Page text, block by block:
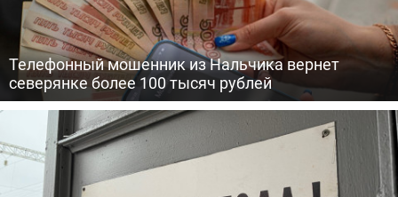
Телефонный мошенник из Нальчика вернет
северянке более 100 тысяч рублей